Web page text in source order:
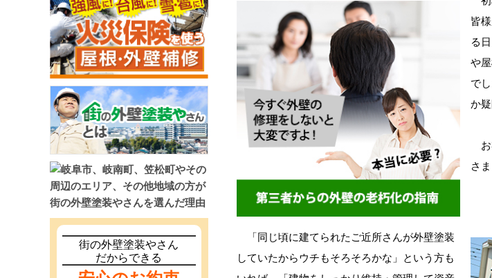
皆
る
や
で
か
お
さ
「同じ頃に建てられたご近所さんが外壁塗装
していたからウチもそろそろかな」という方も
街の外壁塗装やさん
だからできる